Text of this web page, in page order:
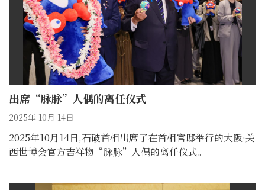
出席“脉脉”人偶的离任仪式
2025年 10月 14日
2025年10月14日,石破首相出席了在首相官邸举行的大阪·关
西世博会官方吉祥物“脉脉”人偶的离任仪式。